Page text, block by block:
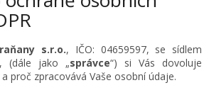
s.r.o., IČO: 04659597, se sídlem
(dále jako „správce“) si Vás dovoluje
proč zpracovává Vaše osobní údaje.